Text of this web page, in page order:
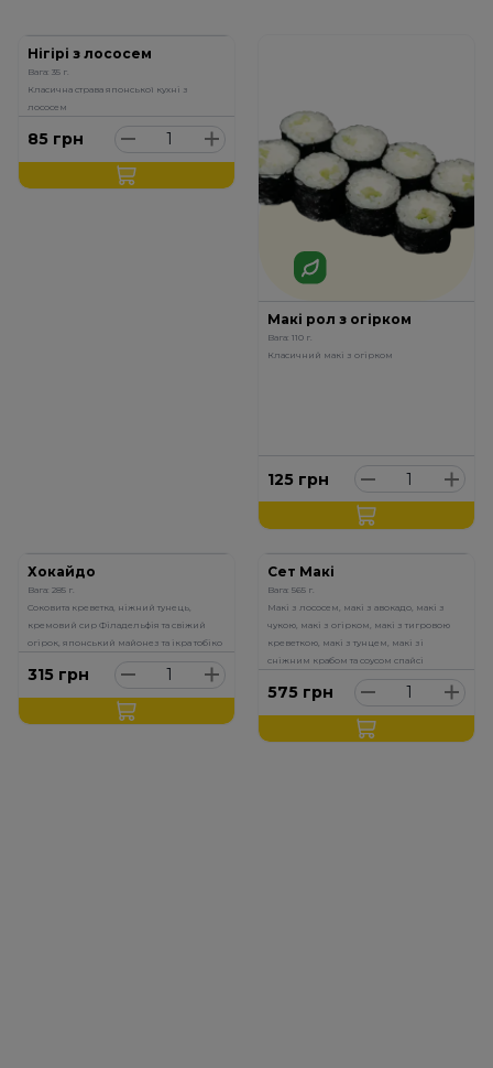
Нігірі з лососем
Вага: 35 г.
Класична страва японської кухні з
лососем
85 грн
Макі рол з огірком
Вага: 110 г.
Класичний макі з огірком
125 грн
Хокайдо
Вага: 285 г.
Соковита креветка, ніжний тунець,
кремовий сир Філадельфія та свіжий
огірок, японський майонез та ікра тобіко
315 грн
Сет Макі
Вага: 565 г.
Макі з лососем, макі з авокадо, макі з
чукою, макі з огірком, макі з тигровою
креветкою, макі з тунцем, макі зі
сніжним крабом та соусом спайсі
575 грн